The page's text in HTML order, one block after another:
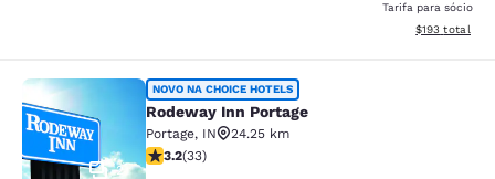
Tarifa para sócio
Exibir
$193 total
Rodeway Inn Portage
2
NOVO NA CHOICE HOTELS
Rodeway Inn Portage
Portage, IN
24.25 km
classificação 3.18 estrelas. Bom. 33 avaliações
3.2(33)